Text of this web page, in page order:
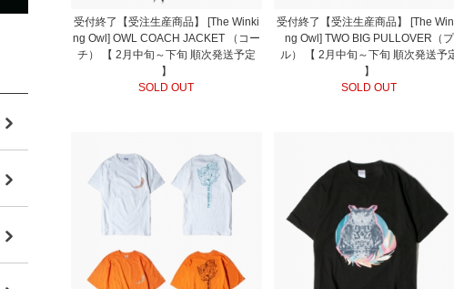
受付終了【受注生産商品】 [The Winki
ng Owl] OWL COACH JACKET （コー
チ） 【 2月中旬～下旬 順次発送予定
】
SOLD OUT
受付終了【受注生産商品】 [The
ng Owl] TWO BIG PULLOVER（プ
ル） 【 2月中旬～下旬 順次発送予
】
SOLD OUT